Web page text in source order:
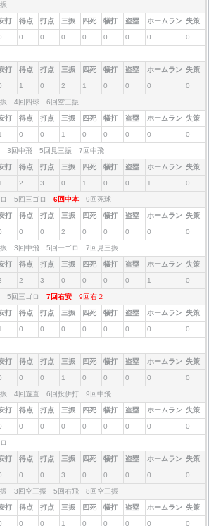
振
打 得点 打点 三振 四死 犠打 盗塁 ホームラン 失策
0 0 0 0 0 0 0 0
打 得点 打点 三振 四死 犠打 盗塁 ホームラン 失策
1 0 2 1 0 0 0 0
振 4回四球 6回空三振
打 得点 打点 三振 四死 犠打 盗塁 ホームラン 失策
0 0 1 0 0 0 0 0
3回中飛 5回見三振 7回中飛
打 得点 打点 三振 四死 犠打 盗塁 ホームラン 失策
2 3 0 1 0 0 1 0
ロ 5回三ゴロ 6回中本 9回死球
打 得点 打点 三振 四死 犠打 盗塁 ホームラン 失策
0 0 2 0 0 0 0 0
振 3回中飛 5回一ゴロ 7回見三振
打 得点 打点 三振 四死 犠打 盗塁 ホームラン 失策
2 3 0 0 0 0 1 0
5回三ゴロ 7回右安 9回右２
打 得点 打点 三振 四死 犠打 盗塁 ホームラン 失策
0 0 0 0 0 0 0 0
打 得点 打点 三振 四死 犠打 盗塁 ホームラン 失策
0 0 1 0 0 0 0 0
振 4回遊直 6回投併打 9回中飛
打 得点 打点 三振 四死 犠打 盗塁 ホームラン 失策
0 0 0 0 0 0 0 0
ロ
打 得点 打点 三振 四死 犠打 盗塁 ホームラン 失策
0 0 3 0 0 0 0 0
振 3回空三振 5回右飛 8回空三振
打 得点 打点 三振 四死 犠打 盗塁 ホームラン 失策
0 0 1 0 0 0 0 0